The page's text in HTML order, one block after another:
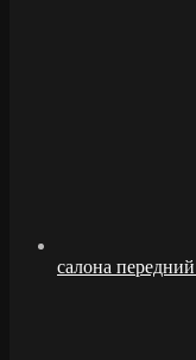
салона